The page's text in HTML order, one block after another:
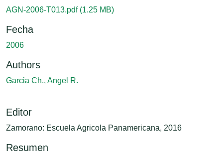
AGN-2006-T013.pdf (1.25 MB)
Fecha
2006
Authors
Garcia Ch., Angel R.
Editor
Zamorano: Escuela Agricola Panamericana, 2016
Resumen